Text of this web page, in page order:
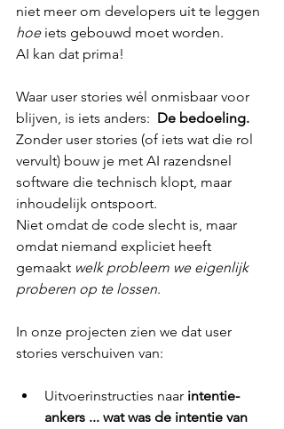
niet meer om developers uit te leggen
hoe iets gebouwd moet worden.
AI kan dat prima!
Waar user stories wél onmisbaar voor
blijven, is iets anders: De bedoeling.
Zonder user stories (of iets wat die rol
vervult) bouw je met AI razendsnel
software die technisch klopt, maar
inhoudelijk ontspoort.
Niet omdat de code slecht is, maar
omdat niemand expliciet heeft
gemaakt welk probleem we eigenlijk
proberen op te lossen.
In onze projecten zien we dat user
stories verschuiven van:
Uitvoerinstructies naar intentie-
ankers ... wat was de intentie van